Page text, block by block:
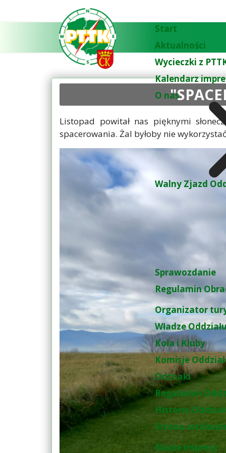
Start
Aktualności
Wycieczki z
Kalendarz
O nas
Walny Zjazd
Sprawozdanie
Regulamin
Organizator
Władze
Koła i Kluby
Komisje
Odznaki
Regulamin
Historia
Strona
Nasze imprezy
Listopad powitał nas pięknymi
spacerowania. Żal byłoby nie